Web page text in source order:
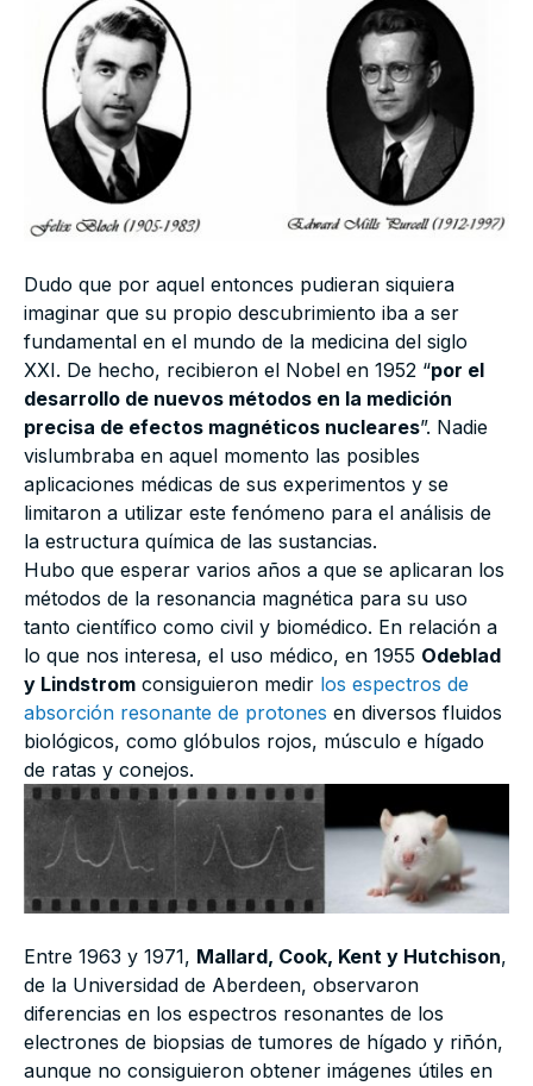
Dudo que por aquel entonces pudieran siquiera
imaginar que su propio descubrimiento iba a ser
fundamental en el mundo de la medicina del siglo
XXI. De hecho, recibieron el Nobel en 1952 “por el
desarrollo de nuevos métodos en la medición
precisa de efectos magnéticos nucleares”. Nadie
vislumbraba en aquel momento las posibles
aplicaciones médicas de sus experimentos y se
limitaron a utilizar este fenómeno para el análisis de
la estructura química de las sustancias.
Hubo que esperar varios años a que se aplicaran los
métodos de la resonancia magnética para su uso
tanto científico como civil y biomédico. En relación a
lo que nos interesa, el uso médico, en 1955 Odeblad
y Lindstrom consiguieron medir los espectros de
absorción resonante de protones en diversos fluidos
biológicos, como glóbulos rojos, músculo e hígado
de ratas y conejos.
Entre 1963 y 1971, Mallard, Cook, Kent y Hutchison,
de la Universidad de Aberdeen, observaron
diferencias en los espectros resonantes de los
electrones de biopsias de tumores de hígado y riñón,
aunque no consiguieron obtener imágenes útiles en